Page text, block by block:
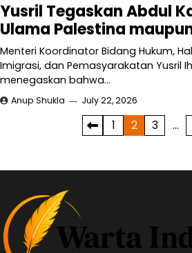
Yusril Tegaskan Abdul
Ulama Palestina
Menteri Koordinator Bidang Hukum,
Imigrasi, dan Pemasyarakatan Yusril
menegaskan bahwa…
Anup Shukla July 22, 2026
1 2 3 …